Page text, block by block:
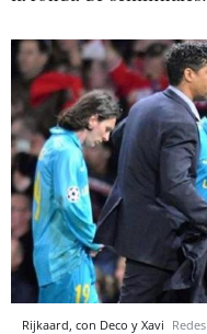
Rijkaard, con Deco y Xavi Redes